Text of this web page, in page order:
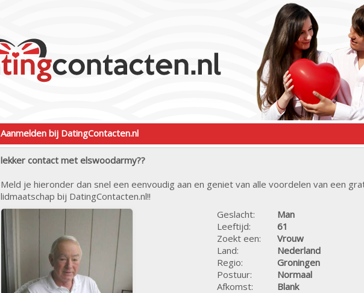
Aanmelden bij DatingContacten.nl
lekker contact met elswoodarmy??
Meld je hieronder dan snel een eenvoudig aan en geniet van alle voordelen van een
lidmaatschap bij DatingContacten.nl!!
Geslacht:
Man
Leeftijd:
61
Zoekt een:
Vrouw
Land:
Nederland
Regio:
Groningen
Postuur:
Normaal
Afkomst:
Blank